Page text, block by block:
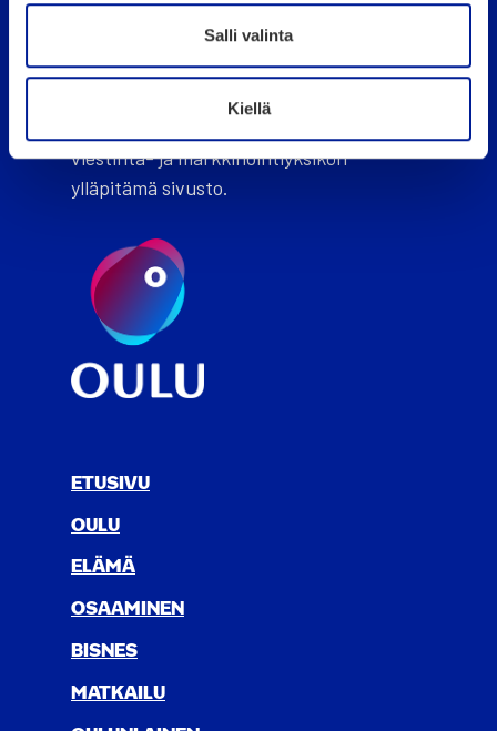
Salli valinta
Kiellä
viestintä- ja markkinointiyksikön
ylläpitämä sivusto.
ETUSIVU
OULU
ELÄ­MÄ
OSAA­MI­NEN
BIS­NES
MAT­KAI­LU